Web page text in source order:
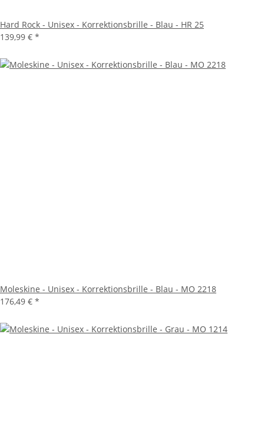
Hard Rock - Unisex - Korrektionsbrille - Blau - HR 25
139,99 € *
Moleskine - Unisex - Korrektionsbrille - Blau - MO 2218
176,49 € *